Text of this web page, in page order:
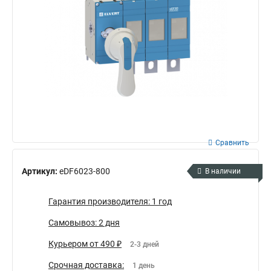
Артикул: eDF6023-800
Сравнить
В наличии
Гарантия производителя: 1 год
Самовывоз: 2 дня
Курьером от 490 ₽ 2-3 дней
Срочная доставка: 1 день